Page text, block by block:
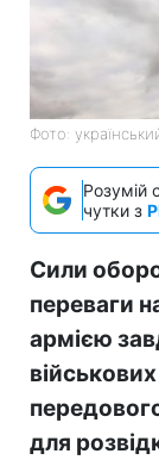
Фото:
Розумій
чутки з
Сили
переваги
армією
для